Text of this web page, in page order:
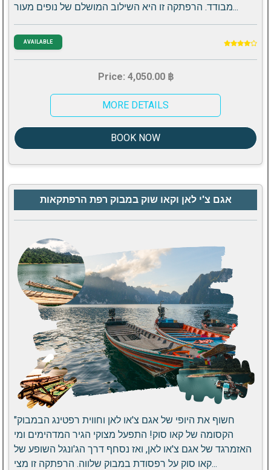
מבודד. הרפתקה זו היא השילוב המושלם של נופים מעור...
AVAILABLE
Price: 4,050.00 ฿
MORE DETAILS
BOOK NOW
אגם צ'י לאן וקאו שוק במבוק רפת הרפתקאות
"חשוף את היופי של אגם צ'או לאן וחווית רפטינג הבמבוק
הקסומה של קאו סוק! התפעל מצוקי הגיר המדהימים ומי
האזמרגד של אגם צ'או לאן, ואז נסחף דרך הג'ונגל השופע של
קאו סוק על רפסודת במבוק שלווה. הרפתקה זו מצי...